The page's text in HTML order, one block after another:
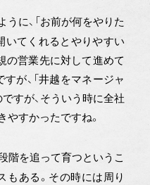
に、「お前が何をやりた
いてくれるとやりやすい
の営業先に対して進めて
が、「井越をマネージャ
すが、そういう時に全社
すかったですね。
階を追って育つというこ
もある。その時には周り